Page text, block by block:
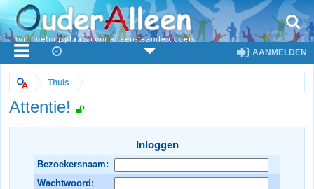
AANMELDEN
Thuis
Attentie!
Inloggen
Bezoekersnaam:
Wachtwoord: